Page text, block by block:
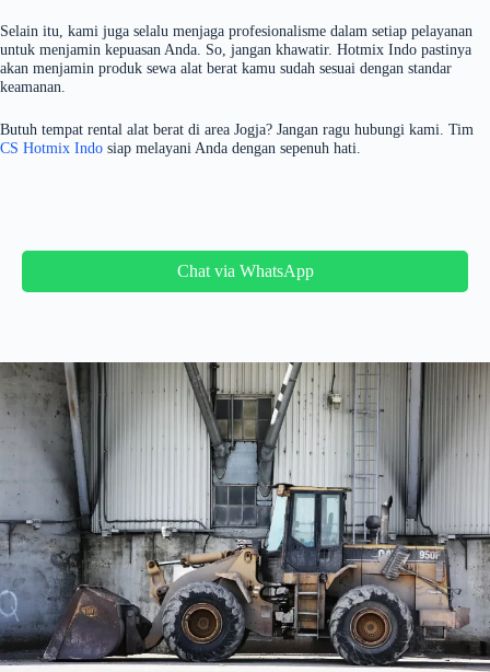
Selain itu, kami juga selalu menjaga profesionalisme dalam setiap pelayanan
untuk menjamin kepuasan Anda. So, jangan khawatir. Hotmix Indo pastinya
akan menjamin produk sewa alat berat kamu sudah sesuai dengan standar
keamanan.
Butuh tempat rental alat berat di area Jogja? Jangan ragu hubungi kami. Tim
CS Hotmix Indo siap melayani Anda dengan sepenuh hati.
Chat via WhatsApp